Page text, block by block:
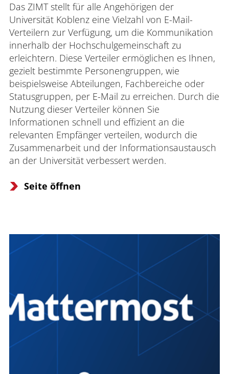
Das ZIMT stellt für alle Angehörigen der
Universität Koblenz eine Vielzahl von E-Mail-
Verteilern zur Verfügung, um die Kommunikation
innerhalb der Hochschulgemeinschaft zu
erleichtern. Diese Verteiler ermöglichen es Ihnen,
gezielt bestimmte Personengruppen, wie
beispielsweise Abteilungen, Fachbereiche oder
Statusgruppen, per E-Mail zu erreichen. Durch die
Nutzung dieser Verteiler können Sie
Informationen schnell und effizient an die
relevanten Empfänger verteilen, wodurch die
Zusammenarbeit und der Informationsaustausch
an der Universität verbessert werden.
Seite öffnen